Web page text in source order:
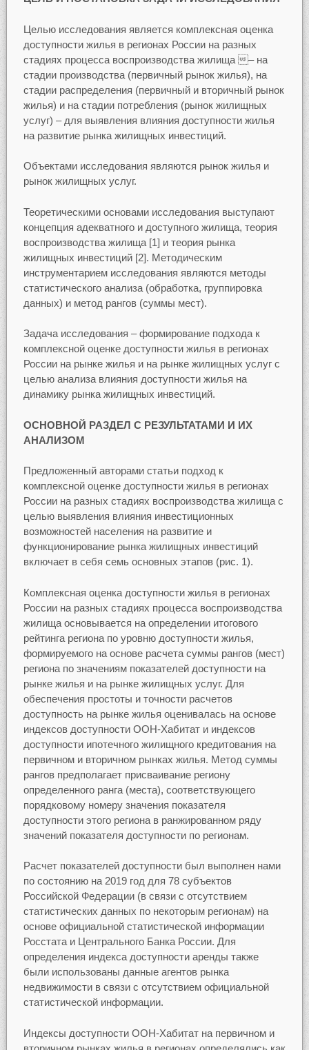
Целью исследования является комплексная оценка
доступности жилья в регионах России на разных
стадиях процесса воспроизводства жилища – на
стадии производства (первичный рынок жилья), на
стадии распределения (первичный и вторичный рынок
жилья) и на стадии потребления (рынок жилищных
услуг) – для выявления влияния доступности жилья
на развитие рынка жилищных инвестиций.
Объектами исследования являются рынок жилья и
рынок жилищных услуг.
Теоретическими основами исследования выступают
концепция адекватного и доступного жилища, теория
воспроизводства жилища [1] и теория рынка
жилищных инвестиций [2]. Методическим
инструментарием исследования являются методы
статистического анализа (обработка, группировка
данных) и метод рангов (суммы мест).
Задача исследования – формирование подхода к
комплексной оценке доступности жилья в регионах
России на рынке жилья и на рынке жилищных услуг с
целью анализа влияния доступности жилья на
динамику рынка жилищных инвестиций.
ОСНОВНОЙ РАЗДЕЛ С РЕЗУЛЬТАТАМИ И ИХ
АНАЛИЗОМ
Предложенный авторами статьи подход к
комплексной оценке доступности жилья в регионах
России на разных стадиях воспроизводства жилища с
целью выявления влияния инвестиционных
возможностей населения на развитие и
функционирование рынка жилищных инвестиций
включает в себя семь основных этапов (рис. 1).
Комплексная оценка доступности жилья в регионах
России на разных стадиях процесса воспроизводства
жилища основывается на определении итогового
рейтинга региона по уровню доступности жилья,
формируемого на основе расчета суммы рангов (мест)
региона по значениям показателей доступности на
рынке жилья и на рынке жилищных услуг. Для
обеспечения простоты и точности расчетов
доступность на рынке жилья оценивалась на основе
индексов доступности ООН-Хабитат и индексов
доступности ипотечного жилищного кредитования на
первичном и вторичном рынках жилья. Метод суммы
рангов предполагает присваивание региону
определенного ранга (места), соответствующего
порядковому номеру значения показателя
доступности этого региона в ранжированном ряду
значений показателя доступности по регионам.
Расчет показателей доступности был выполнен нами
по состоянию на 2019 год для 78 субъектов
Российской Федерации (в связи с отсутствием
статистических данных по некоторым регионам) на
основе официальной статистической информации
Росстата и Центрального Банка России. Для
определения индекса доступности аренды также
были использованы данные агентов рынка
недвижимости в связи с отсутствием официальной
статистической информации.
Индексы доступности ООН-Хабитат на первичном и